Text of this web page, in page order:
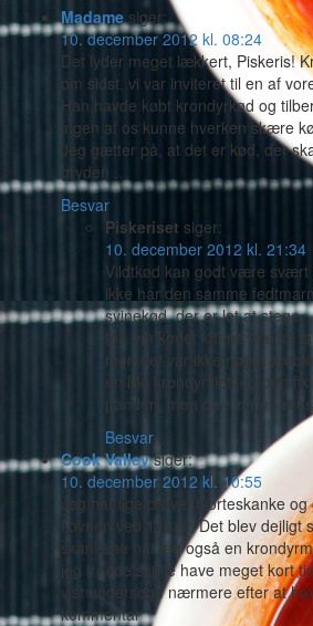
Madame siger:
10. december 2012 kl. 08:24
Det lyder meget lækkert, Piskeris!
om sidst, vi var inviteret til en af
Han havde købt krondyrkød og
ingen af os kunne hverken skære
Jeg gætter på, at det er kød, der
gryden …
Besvar
Piskeriset siger:
10. december 2012 kl. 21:34
Vildtkød kan godt være svært
ikke har den samme
svinekød, der er let at stege.
for, om kødet kunne tåle så
men det var ikke noget
en lille krondyrfilet, og den
panden, men den var nu ret
Besvar
Cook Valley siger:
10. december 2012 kl. 10:55
Jeg har lige prøvet hjorteskanke
i ovnen ved 140 gr. Det blev dejligt
skankene har jeg også en
jeg troede skulle have meget kort
vist undersøge nærmere efter at
kommentar